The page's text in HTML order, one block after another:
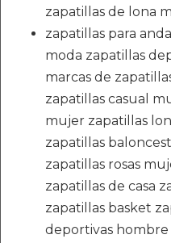
zapatillas de lona
zapatillas para
moda zapatillas
marcas de
zapatillas casual
mujer zapatillas
zapatillas
zapatillas rosas
zapatillas de casa
zapatillas basket
deportivas hombre